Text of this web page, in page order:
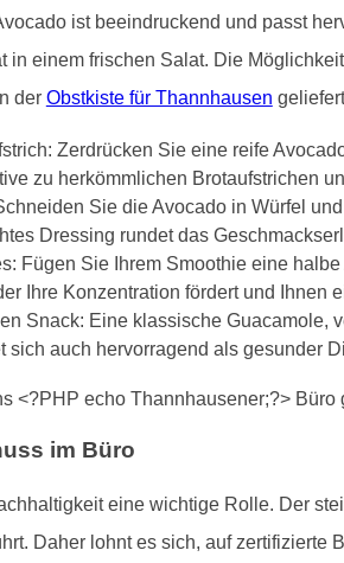
ist beeindruckend und passt
in einem frischen Salat. Die
der Obstkiste für Thannhausen
Zerdrücken Sie eine reife
zu herkömmlichen Brotaufstrichen
Sie die Avocado in Würfel
Dressing rundet das
Fügen Sie Ihrem Smoothie eine
Ihre Konzentration fördert und Ihnen
Snack: Eine klassische Guacamole,
sich auch hervorragend als gesunder
im Büro
eine wichtige Rolle. Der
Daher lohnt es sich, auf